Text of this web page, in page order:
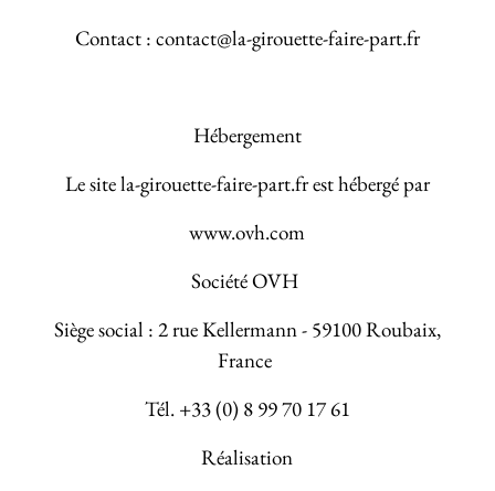
Contact : contact@la-girouette-faire-part.fr
Hébergement
Le site la-girouette-faire-part.fr est hébergé par
www.ovh.com
Société OVH
Siège social : 2 rue Kellermann - 59100 Roubaix,
France
Tél. +33 (0) 8 99 70 17 61
Réalisation